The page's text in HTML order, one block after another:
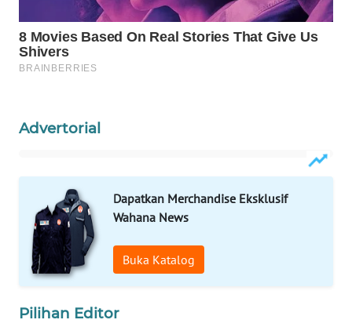
Advertorial
Dapatkan Merchandise Eksklusif
Wahana News
Buka Katalog
Pilihan Editor
WAHANA
SPORT
WAHANA
PERSONA
WAHANA
OTOMOTIF
WAHANA